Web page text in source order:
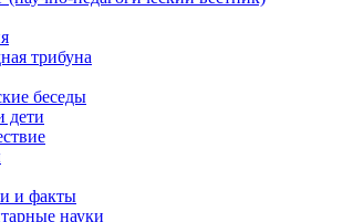
трибуна
беседы
дети
и факты
науки